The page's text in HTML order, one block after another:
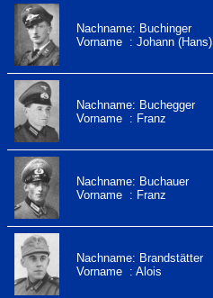
Nachname: Buchinger
Vorname : Johann (Hans)
Nachname: Buchegger
Vorname : Franz
Nachname: Buchauer
Vorname : Franz
Nachname: Brandstätter
Vorname : Alois